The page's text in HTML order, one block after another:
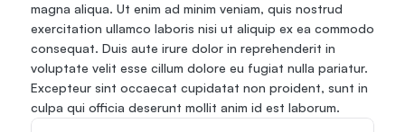
magna aliqua. Ut enim ad minim veniam, quis nostrud
exercitation ullamco laboris nisi ut aliquip ex ea commodo
consequat. Duis aute irure dolor in reprehenderit in
voluptate velit esse cillum dolore eu fugiat nulla pariatur.
Excepteur sint occaecat cupidatat non proident, sunt in
culpa qui officia deserunt mollit anim id est laborum.